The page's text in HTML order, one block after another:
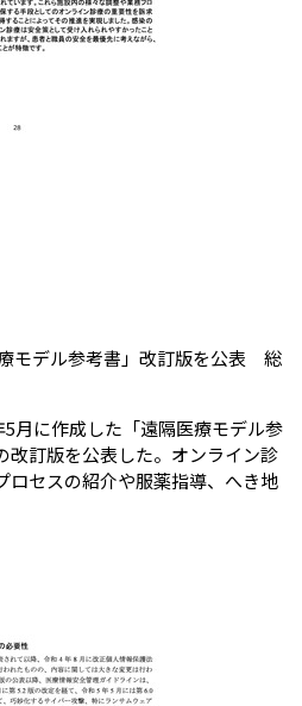
療モデル参考書」改訂版を公表 総
月に作成した「遠隔医療モデル参
改訂版を公表した。オンライン診
ロセスの紹介や服薬指導、へき地